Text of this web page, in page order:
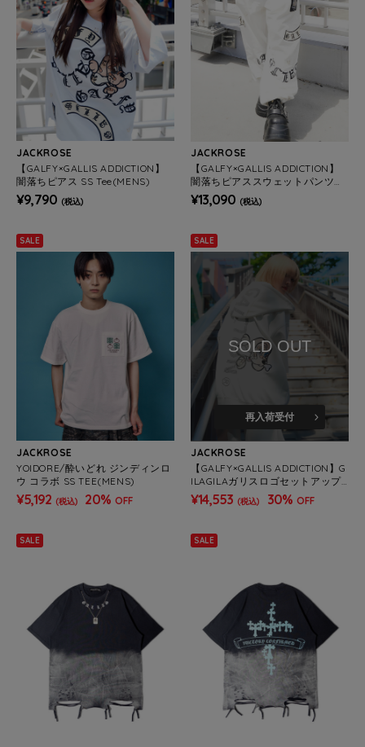
JACKROSE
【GALFY×GALLIS ADDICTION】
闇落ちピアス SS Tee(MENS)
¥9,790 (税込)
JACKROSE
【GALFY×GALLIS ADDICTION】
闇落ちピアススウェットパンツM
ENS)
¥13,090 (税込)
SALE
JACKROSE
YOIDORE/酔いどれ ジンディンロ
ウ コラボ SS TEE(MENS)
¥5,192 (税込) 20% OFF
SALE
SOLD OUT
再入荷受付
JACKROSE
【GALFY×GALLIS ADDICTION】G
ILAGILAガリスロゴセットアップ
SS(MENS)
¥14,553 (税込) 30% OFF
SALE SALE